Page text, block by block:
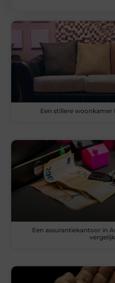
Een stillere
Een assurantiekantoor in